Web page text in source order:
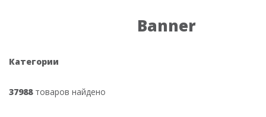
Banner
Категории
37988товаров найдено